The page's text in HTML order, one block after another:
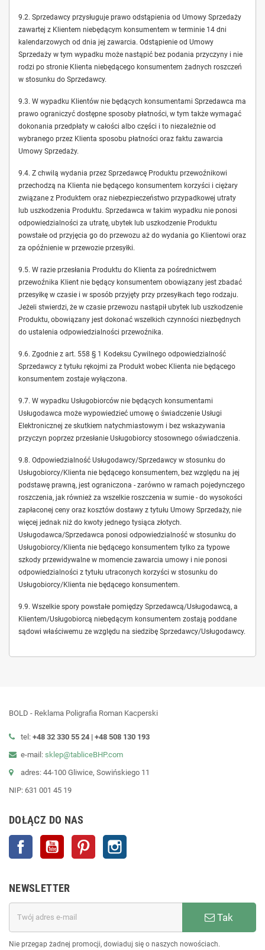
9.2. Sprzedawcy przysługuje prawo odstąpienia od Umowy Sprzedaży
zawartej z Klientem niebędącym konsumentem w terminie 14 dni
kalendarzowych od dnia jej zawarcia. Odstąpienie od Umowy
Sprzedaży w tym wypadku może nastąpić bez podania przyczyny i nie
rodzi po stronie Klienta niebędącego konsumentem żadnych roszczeń
w stosunku do Sprzedawcy.
9.3. W wypadku Klientów nie będących konsumentami Sprzedawca ma
prawo ograniczyć dostępne sposoby płatności, w tym także wymagać
dokonania przedpłaty w całości albo części i to niezależnie od
wybranego przez Klienta sposobu płatności oraz faktu zawarcia
Umowy Sprzedaży.
9.4. Z chwilą wydania przez Sprzedawcę Produktu przewoźnikowi
przechodzą na Klienta nie będącego konsumentem korzyści i ciężary
związane z Produktem oraz niebezpieczeństwo przypadkowej utraty
lub uszkodzenia Produktu. Sprzedawca w takim wypadku nie ponosi
odpowiedzialności za utratę, ubytek lub uszkodzenie Produktu
powstałe od przyjęcia go do przewozu aż do wydania go Klientowi oraz
za opóźnienie w przewozie przesyłki.
9.5. W razie przesłania Produktu do Klienta za pośrednictwem
przewoźnika Klient nie będący konsumentem obowiązany jest zbadać
przesyłkę w czasie i w sposób przyjęty przy przesyłkach tego rodzaju.
Jeżeli stwierdzi, że w czasie przewozu nastąpił ubytek lub uszkodzenie
Produktu, obowiązany jest dokonać wszelkich czynności niezbędnych
do ustalenia odpowiedzialności przewoźnika.
9.6. Zgodnie z art. 558 § 1 Kodeksu Cywilnego odpowiedzialność
Sprzedawcy z tytułu rękojmi za Produkt wobec Klienta nie będącego
konsumentem zostaje wyłączona.
9.7. W wypadku Usługobiorców nie będących konsumentami
Usługodawca może wypowiedzieć umowę o świadczenie Usługi
Elektronicznej ze skutkiem natychmiastowym i bez wskazywania
przyczyn poprzez przesłanie Usługobiorcy stosownego oświadczenia.
9.8. Odpowiedzialność Usługodawcy/Sprzedawcy w stosunku do
Usługobiorcy/Klienta nie będącego konsumentem, bez względu na jej
podstawę prawną, jest ograniczona - zarówno w ramach pojedynczego
roszczenia, jak również za wszelkie roszczenia w sumie - do wysokości
zapłaconej ceny oraz kosztów dostawy z tytułu Umowy Sprzedaży, nie
więcej jednak niż do kwoty jednego tysiąca złotych.
Usługodawca/Sprzedawca ponosi odpowiedzialność w stosunku do
Usługobiorcy/Klienta nie będącego konsumentem tylko za typowe
szkody przewidywalne w momencie zawarcia umowy i nie ponosi
odpowiedzialności z tytułu utraconych korzyści w stosunku do
Usługobiorcy/Klienta nie będącego konsumentem.
9.9. Wszelkie spory powstałe pomiędzy Sprzedawcą/Usługodawcą, a
Klientem/Usługobiorcą niebędącym konsumentem zostają poddane
sądowi właściwemu ze względu na siedzibę Sprzedawcy/Usługodawcy.
BOLD - Reklama Poligrafia Roman Kacperski
tel: +48 32 330 55 24 | +48 508 130 193
e-mail: sklep@tabliceBHP.com
adres: 44-100 Gliwice, Sowińskiego 11
NIP: 631 001 45 19
DOŁĄCZ DO NAS
Facebook YouTube Pinterest
NEWSLETTER
Tak
Nie przegap żadnej promocji, dowiaduj się o naszych nowościach.